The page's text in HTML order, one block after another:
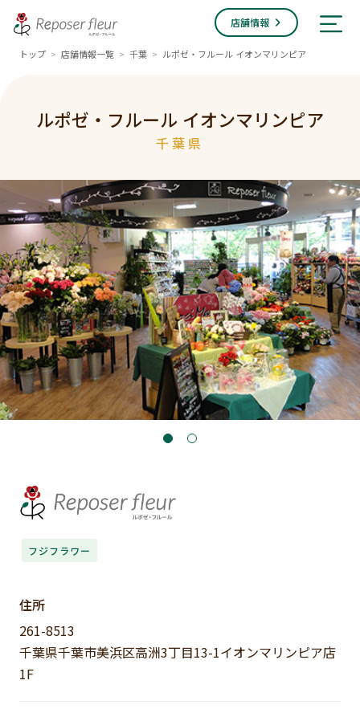
店舗情報
トップ > 店舗情報一覧 > 千葉 > ルポゼ・フルール イオンマリンピア
ルポゼ・フルール イオンマリンピア
千葉県
フジフラワー
住所
261-8513
千葉県千葉市美浜区高洲3丁目13-1イオンマリンピア店
1F